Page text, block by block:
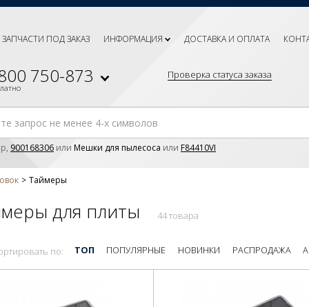
ЗАПЧАСТИ ПОД ЗАКАЗ ИНФОРМАЦИЯ ДОСТАВКА И ОПЛАТА
750-873 Проверка статуса заказа
900168306 или Мешки для пылесоса или F84410VI
Таймеры
для плиты 44 товара
по: ТОП ПОПУЛЯРНЫЕ НОВИНКИ РАСПРОДАЖА